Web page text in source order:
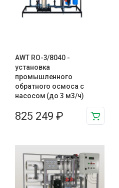
AWT RO-3/8040 -
установка
промышленного
обратного осмоса с
насосом (до 3 м3/ч)
825 249 ₽